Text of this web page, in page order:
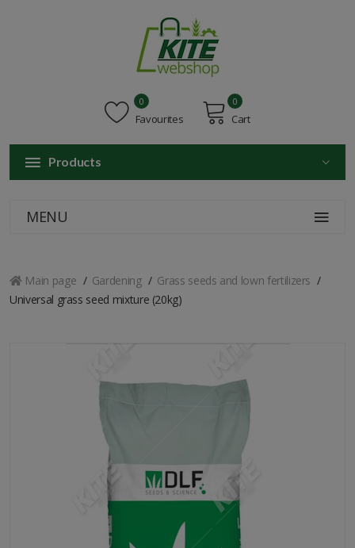
Favourites
0
Cart
0
Products
MENU
Main page Gardening
Grass seeds and lown fertilizers
Universal grass seed mixture (20kg)